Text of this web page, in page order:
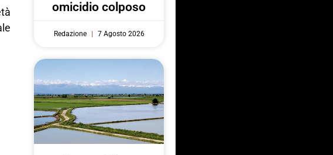
omicidio colposo
Redazione 7 Agosto 2026